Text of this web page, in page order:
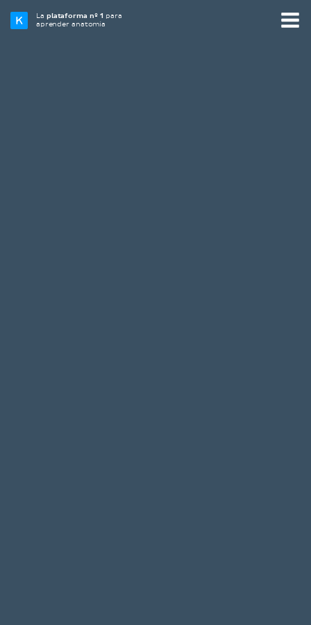
Laplataforma nº 1 para
aprender anatomía